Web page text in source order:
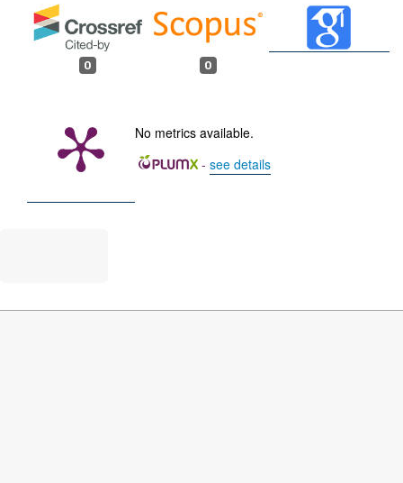
0 0
No metrics available.
- see details